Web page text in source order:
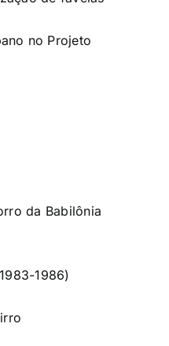
no Projeto
da Babilônia
1986)